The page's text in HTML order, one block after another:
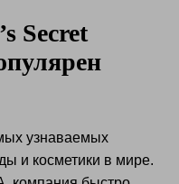
Secret
узнаваемых
и косметики в мире.